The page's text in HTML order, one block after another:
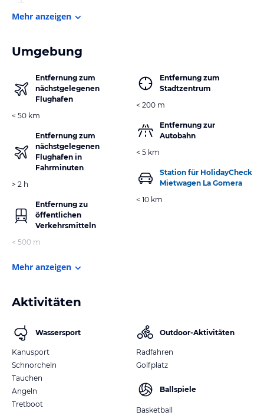
Mehr anzeigen
Umgebung
Entfernung zum
nächstgelegenen
Flughafen
< 50 km
Entfernung zum
nächstgelegenen
Flughafen in
Fahrminuten
> 2 h
Entfernung zu
öffentlichen
Verkehrsmitteln
< 500 m
Entfernung zum
Stadtzentrum
< 200 m
Entfernung zur
Autobahn
< 5 km
Station für HolidayCheck
Mietwagen La Gomera
< 10 km
Mehr anzeigen
Aktivitäten
Wassersport
Kanusport
Schnorcheln
Tauchen
Angeln
Tretboot
Outdoor-Aktivitäten
Radfahren
Golfplatz
Ballspiele
Basketball